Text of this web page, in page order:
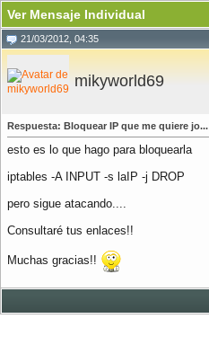
Ver Mensaje Individual
21/03/2012, 04:35
mikyworld69
Respuesta: Bloquear IP que me quiere jo...
esto es lo que hago para bloquearla
iptables -A INPUT -s laIP -j DROP
pero sigue atacando....
Consultaré tus enlaces!!
Muchas gracias!!